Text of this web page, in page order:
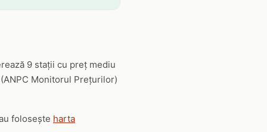
9 stații cu preț mediu
Monitorul Prețurilor)
folosește harta